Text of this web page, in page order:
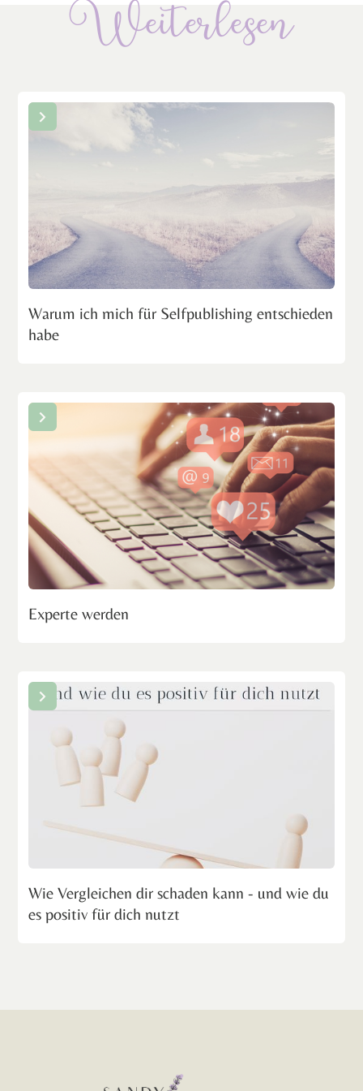
Weiterlesen
Warum ich mich für Selfpublishing entschieden
habe
Experte werden
Wie Vergleichen dir schaden kann - und wie du
es positiv für dich nutzt